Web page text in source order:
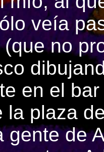
veía
no
en el
la plaza
gente de